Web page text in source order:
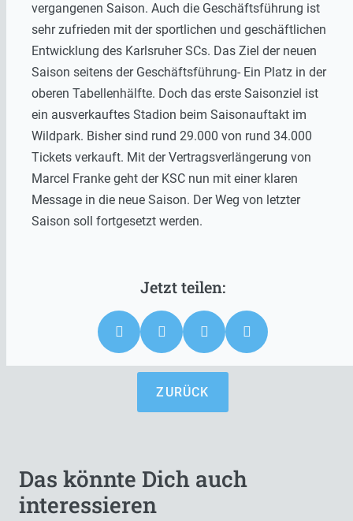
vergangenen Saison. Auch die Geschäftsführung ist
sehr zufrieden mit der sportlichen und geschäftlichen
Entwicklung des Karlsruher SCs. Das Ziel der neuen
Saison seitens der Geschäftsführung- Ein Platz in der
oberen Tabellenhälfte. Doch das erste Saisonziel ist
ein ausverkauftes Stadion beim Saisonauftakt im
Wildpark. Bisher sind rund 29.000 von rund 34.000
Tickets verkauft. Mit der Vertragsverlängerung von
Marcel Franke geht der KSC nun mit einer klaren
Message in die neue Saison. Der Weg von letzter
Saison soll fortgesetzt werden.
ZURÜCK
Das könnte Dich auch
interessieren